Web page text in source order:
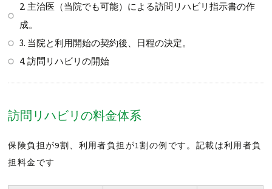
2. 主治医（当院でも可能）による訪問リハビリ指示書の作
成。
3. 当院と利用開始の契約後、日程の決定。
4. 訪問リハビリの開始
訪問リハビリの料金体系
保険負担が9割、利用者負担が1割の例です。記載は利用者負
担料金です